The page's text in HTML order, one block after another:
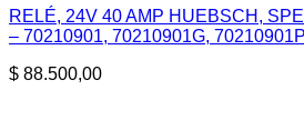
RELÉ, 24V 40 AMP HUEBSCH,
– 70210901, 70210901G, 70210901P
$ 88.500,00